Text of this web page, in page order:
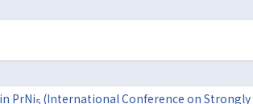
PrNi (International Conference on